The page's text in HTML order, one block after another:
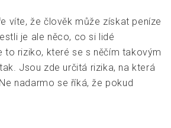
víte, že člověk může získat peníze
je ale něco, co si lidé
to riziko, které se s něčím takovým
Jsou zde určitá rizika, na která
nadarmo se říká, že pokud